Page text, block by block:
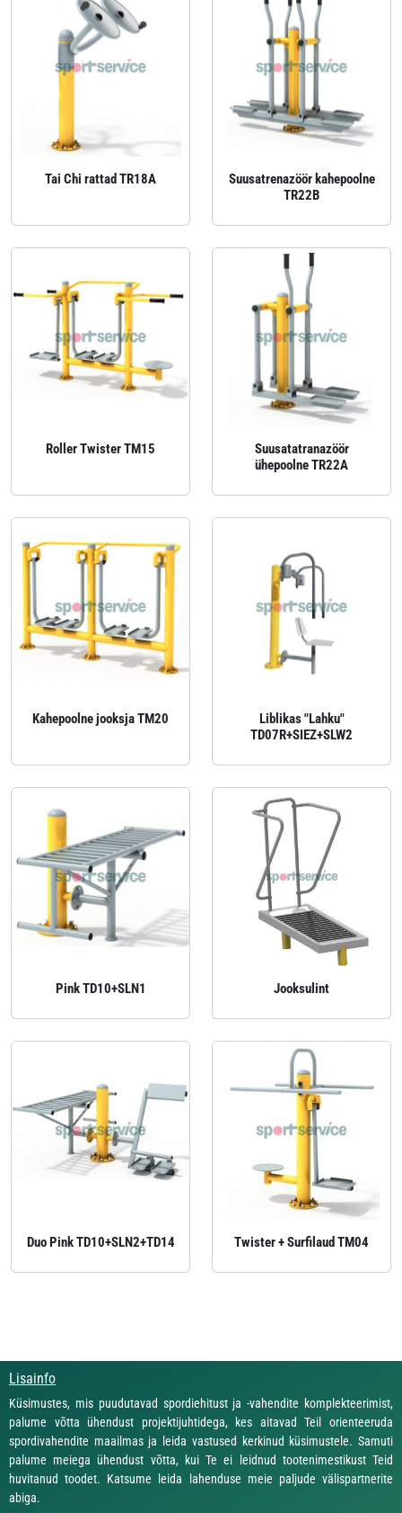
Tai Chi rattad TR18A
Suusatrenazöör kahepoolne
TR22B
Roller Twister TM15
Suusatatranazöör
ühepoolne TR22A
Kahepoolne jooksja TM20
Liblikas "Lahku"
TD07R+SIEZ+SLW2
Pink TD10+SLN1 Jooksulint
Duo Pink TD10+SLN2+TD14 Twister + Surfilaud TM04
Lisainfo
Küsimustes, mis puudutavad spordiehitust ja -vahendite komplekteerimist,
palume võtta ühendust projektijuhtidega, kes aitavad Teil orienteeruda
spordivahendite maailmas ja leida vastused kerkinud küsimustele. Samuti
palume meiega ühendust võtta, kui Te ei leidnud tootenimestikust Teid
huvitanud toodet. Katsume leida lahenduse meie paljude välispartnerite
abiga.